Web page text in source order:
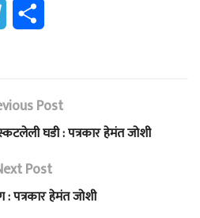
e
g
r
a
r
e
Post
घडी : पत्रकार हेमंत जोशी
Post
: पत्रकार हेमंत जोशी